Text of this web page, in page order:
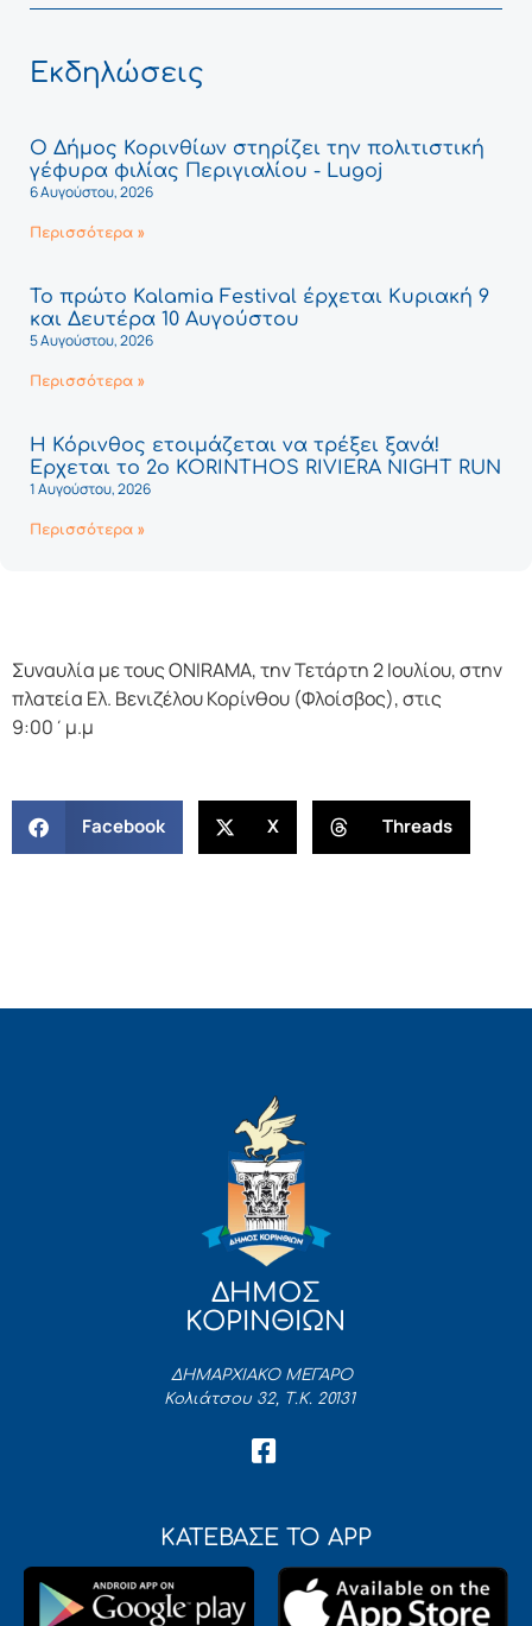
Εκδηλώσεις
Ο Δήμος Κορινθίων στηρίζει την πολιτιστική
γέφυρα φιλίας Περιγιαλίου - Lugoj
6 Αυγούστου, 2026
Περισσότερα »
Το πρώτο Kalamia Festival έρχεται Κυριακή 9
και Δευτέρα 10 Αυγούστου
5 Αυγούστου, 2026
Περισσότερα »
Η Κόρινθος ετοιμάζεται να τρέξει ξανά!
Έρχεται το 2ο KORINTHOS RIVIERA NIGHT RUN
1 Αυγούστου, 2026
Περισσότερα »
Συναυλία με τους ONIRAMA, την Τετάρτη 2 Ιουλίου, στην
πλατεία Ελ. Βενιζέλου Κορίνθου (Φλοίσβος), στις
9:00΄μ.μ
Facebook X Threads
ΔΗΜΟΣ
ΚΟΡΙΝΘΙΩΝ
ΔΗΜΑΡΧΙΑΚΟ ΜΕΓΑΡΟ
Κολιάτσου 32, Τ.Κ. 20131
ΚΑΤΕΒΑΣΕ ΤΟ APP